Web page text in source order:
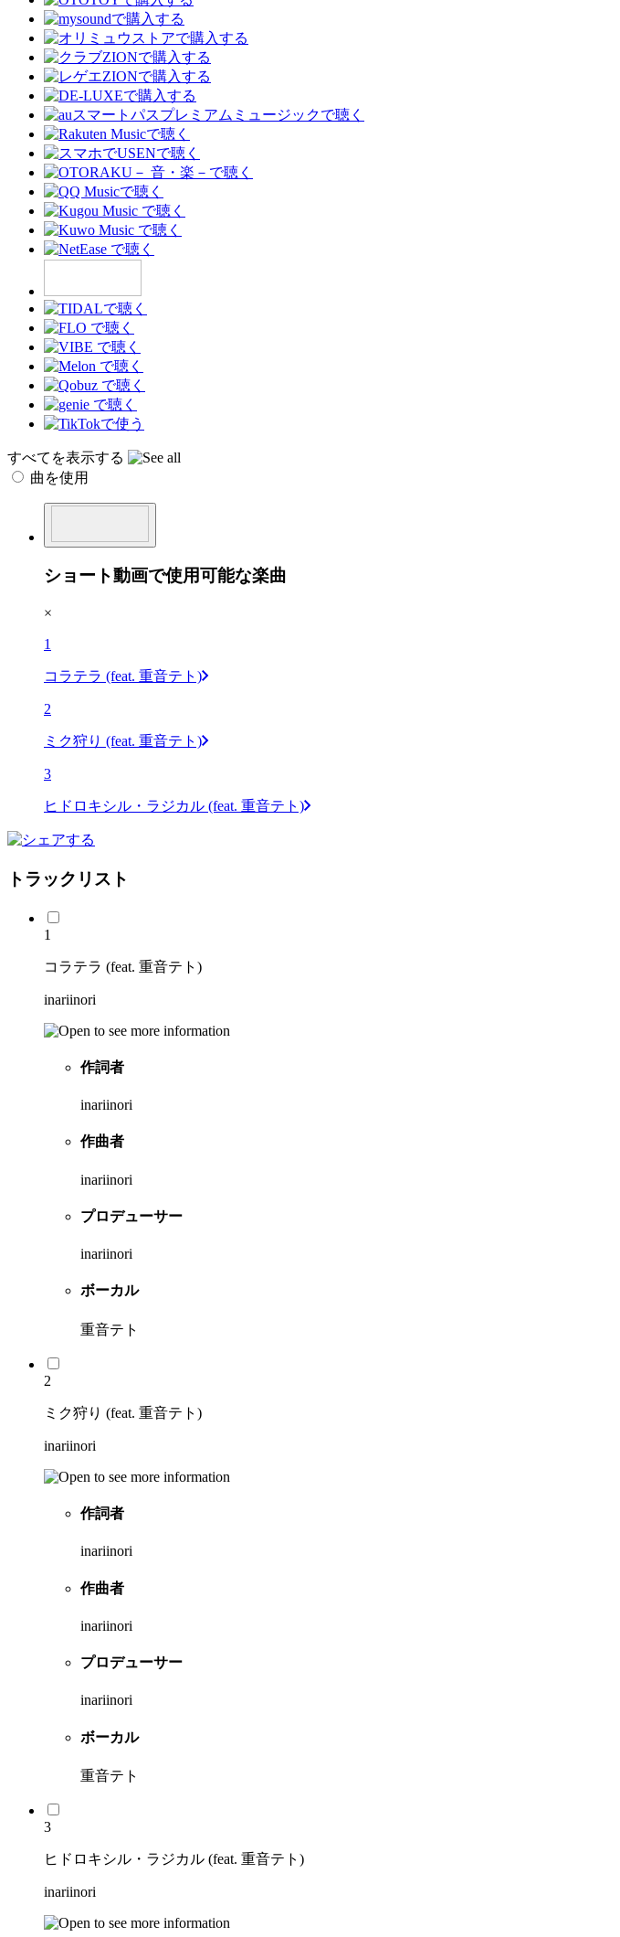
すべてを表示する
曲を使用
ショート動画で使用可能な楽曲
×
1
コラテラ (feat. 重音テト)
2
ミク狩り (feat. 重音テト)
3
ヒドロキシル・ラジカル (feat. 重音テト)
トラックリスト
1
コラテラ (feat. 重音テト)
inariinori
作詞者
inariinori
作曲者
inariinori
プロデューサー
inariinori
ボーカル
重音テト
2
ミク狩り (feat. 重音テト)
inariinori
作詞者
inariinori
作曲者
inariinori
プロデューサー
inariinori
ボーカル
重音テト
3
ヒドロキシル・ラジカル (feat. 重音テト)
inariinori